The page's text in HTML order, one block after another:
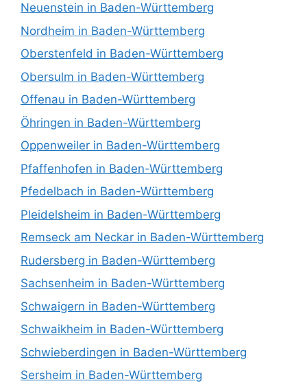
Neuenstein in Baden-Württemberg
Nordheim in Baden-Württemberg
Oberstenfeld in Baden-Württemberg
Obersulm in Baden-Württemberg
Offenau in Baden-Württemberg
Öhringen in Baden-Württemberg
Oppenweiler in Baden-Württemberg
Pfaffenhofen in Baden-Württemberg
Pfedelbach in Baden-Württemberg
Pleidelsheim in Baden-Württemberg
Remseck am Neckar in Baden-Württemberg
Rudersberg in Baden-Württemberg
Sachsenheim in Baden-Württemberg
Schwaigern in Baden-Württemberg
Schwaikheim in Baden-Württemberg
Schwieberdingen in Baden-Württemberg
Sersheim in Baden-Württemberg